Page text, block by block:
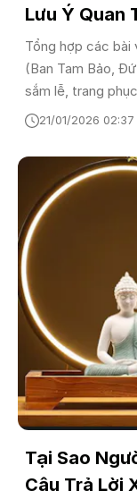
Lưu Ý Quan
Tổng hợp các bài
(Ban Tam Bảo,
sắm lễ, trang
bình an, may mắn.
21/01/2026 02:37
Tại Sao
Câu Trả Lời